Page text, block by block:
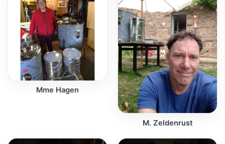
Mme Hagen
M. Zeldenrust